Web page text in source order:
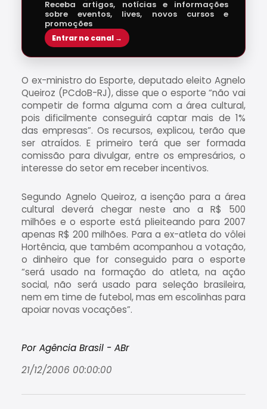
Receba artigos, notícias e informações
sobre eventos, lives, novos cursos e
promoções
Entrar no canal →
O ex-ministro do Esporte, deputado eleito Agnelo
Queiroz (PCdoB-RJ), disse que o esporte “não vai
competir de forma alguma com a área cultural,
pois dificilmente conseguirá captar mais de 1%
das empresas”. Os recursos, explicou, terão que
ser atraídos. E primeiro terá que ser formada
comissão para divulgar, entre os empresários, o
interesse do setor em receber incentivos.
Segundo Agnelo Queiroz, a isenção para a área
cultural deverá chegar neste ano a R$ 500
milhões e o esporte está plieiteando para 2007
apenas R$ 200 milhões. Para a ex-atleta do vôlei
Hortência, que também acompanhou a votação,
o dinheiro que for conseguido para o esporte
“será usado na formação do atleta, na ação
social, não será usado para seleção brasileira,
nem em time de futebol, mas em escolinhas para
apoiar novas vocações”.
Por Agência Brasil - ABr
21/12/2006 00:00:00